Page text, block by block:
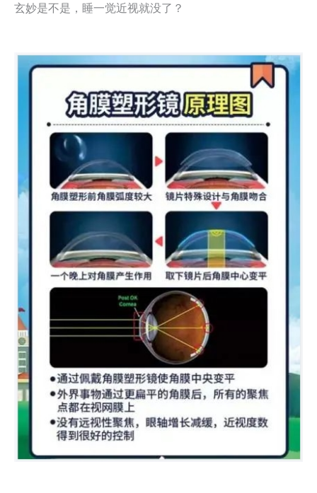
玄妙是不是，睡一觉近视就没了？